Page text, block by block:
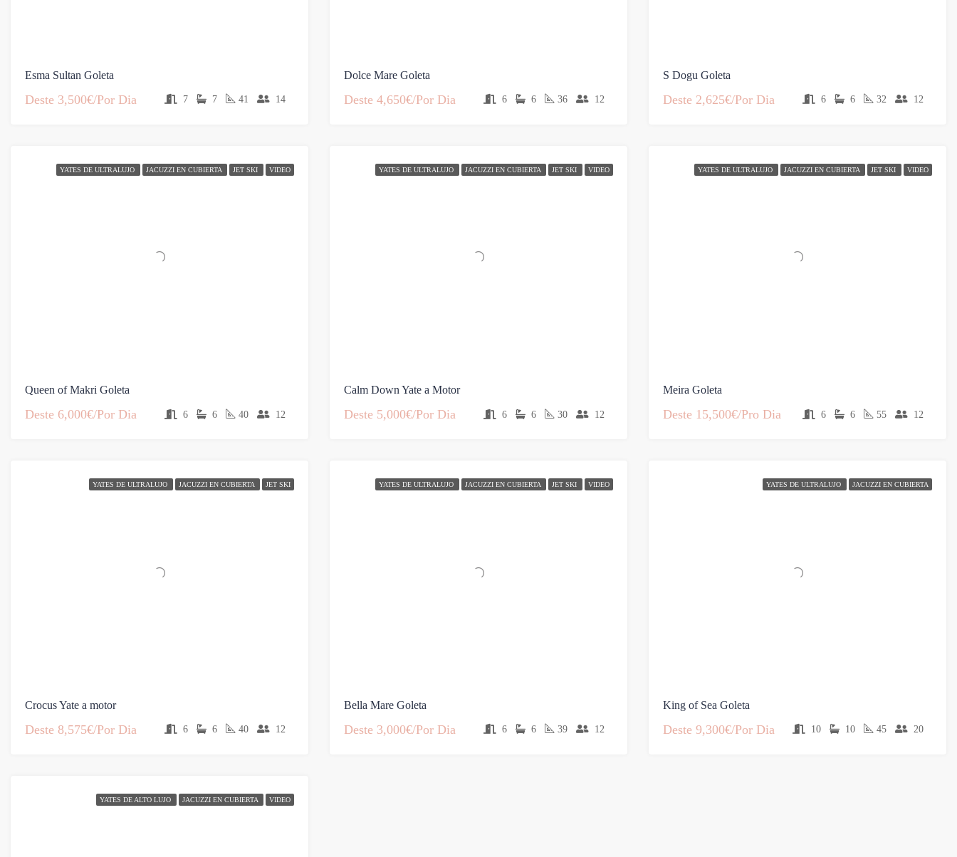
Esma Sultan Goleta
Deste 3,500€/Por Dia 7 7 41 14
Dolce Mare Goleta
Deste 4,650€/Por Dia 6 6 36 12
S Dogu Goleta
Deste 2,625€/Por Dia 6 6 32 12
YATES DE ULTRALUJO JACUZZI EN CUBIERTA JET SKI VIDEO
Queen of Makri Goleta
Deste 6,000€/Por Dia 6 6 40 12
YATES DE ULTRALUJO JACUZZI EN CUBIERTA JET SKI VIDEO
Calm Down Yate a Motor
Deste 5,000€/Por Dia 6 6 30 12
YATES DE ULTRALUJO JACUZZI EN CUBIERTA JET SKI VIDEO
Meira Goleta
Deste 15,500€/Pro Dia 6 6 55 12
YATES DE ULTRALUJO JACUZZI EN CUBIERTA JET SKI
Crocus Yate a motor
Deste 8,575€/Por Dia 6 6 40 12
YATES DE ULTRALUJO JACUZZI EN CUBIERTA JET SKI VIDEO
Bella Mare Goleta
Deste 3,000€/Por Dia 6 6 39 12
YATES DE ULTRALUJO JACUZZI EN CUBIERTA
King of Sea Goleta
Deste 9,300€/Por Dia 10 10 45 20
YATES DE ALTO LUJO JACUZZI EN CUBIERTA VIDEO